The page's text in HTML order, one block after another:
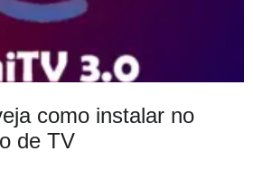
como instalar no
de TV